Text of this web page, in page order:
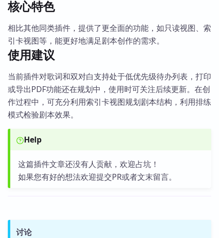
核心特色
相比其他同类插件，提供了更全面的功能，如只读视图、索
引卡视图等，能更好地满足剧本创作的需求。
使用建议
当前插件对歌词和双对白支持处于低优先级待办列表，打印
或导出PDF功能还在规划中，使用时可关注后续更新。在创
作过程中，可充分利用索引卡视图规划剧本结构，利用排练
模式检验剧本效果。
Help
这篇插件文章还没有人贡献，欢迎占坑！
如果您有好的想法欢迎提交PR或者文末留言。
讨论